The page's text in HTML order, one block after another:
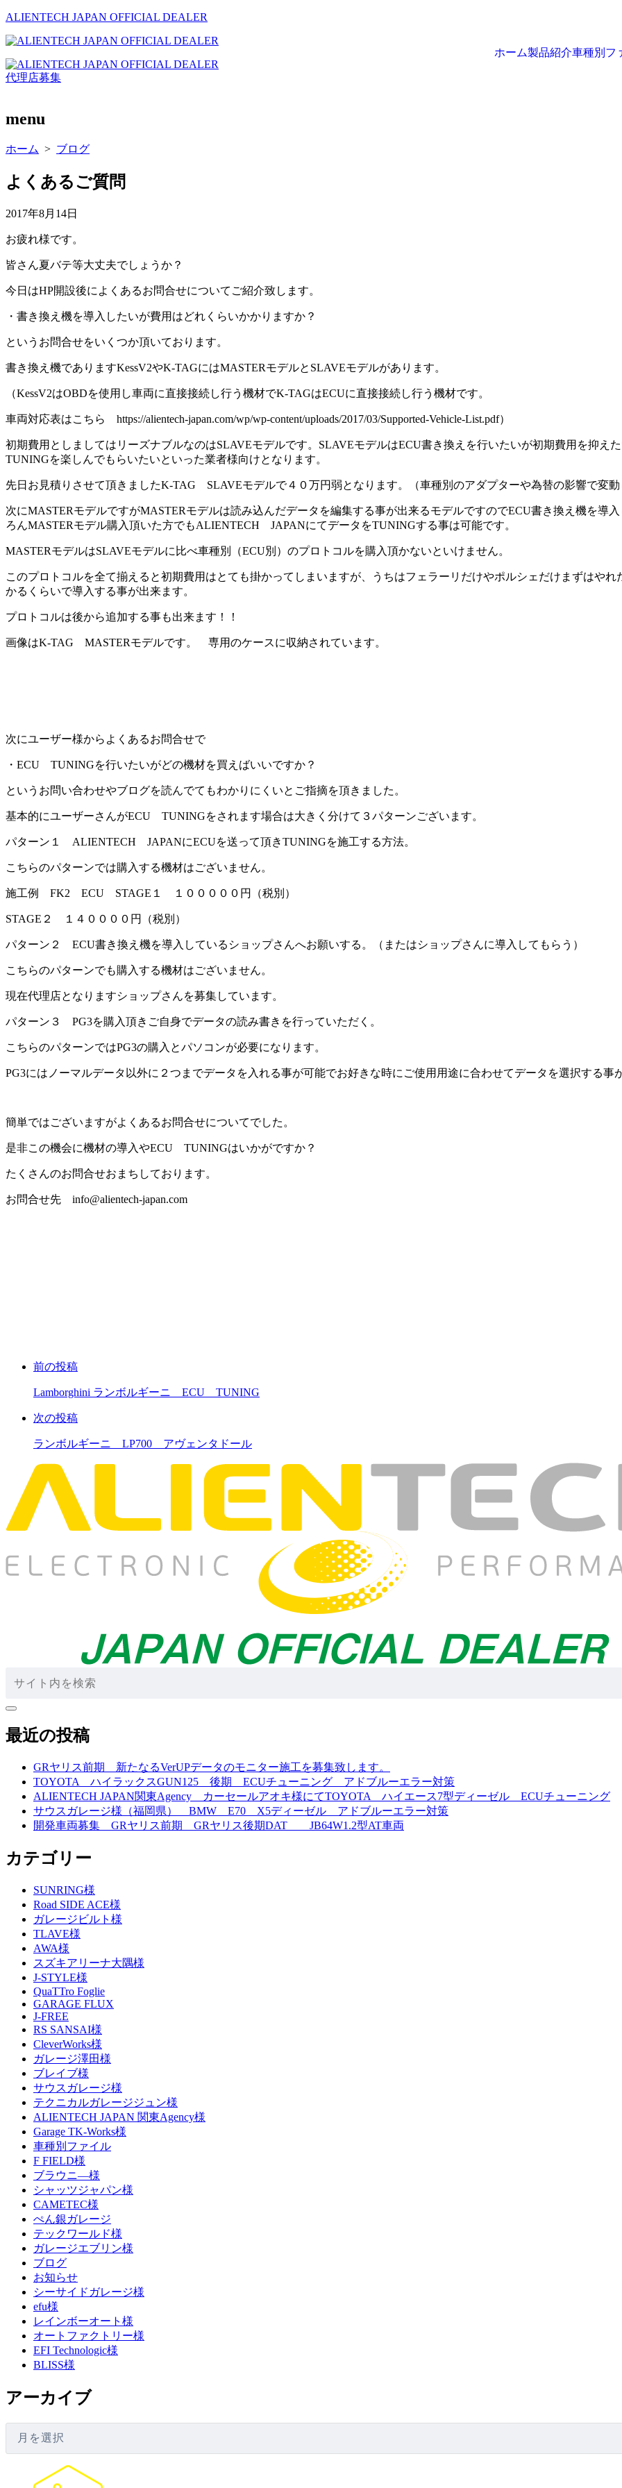
ALIENTECH JAPAN OFFICIAL DEALER
ホーム製品紹介車種別フ
代理店募集
menu
ホーム > ブログ
よくあるご質問
公
日
2017年8月14日
お疲れ様です。
皆さん夏バテ等大丈夫でしょうか？
今日はHP開設後によくあるお問合せについてご紹介致します。
・書き換え機を導入したいが費用はどれくらいかかりますか？
というお問合せをいくつか頂いております。
書き換え機でありますKessV2やK-TAGにはMASTERモデルとSLAVEモデルがあります。
（KessV2はOBDを使用し車両に直接接続し行う機材でK-TAGはECUに直接接続し行う機材です。
車両対応表はこちら https://alientech-japan.com/wp/wp-content/uploads/2017/03/Supported-Vehicle-List.pdf）
初期費用としましてはリーズナブルなのはSLAVEモデルです。SLAVEモデルはECU書き換えを行いたいが初期費用を抑
TUNINGを楽しんでもらいたいといった業者様向けとなります。
先日お見積りさせて頂きましたK-TAG SLAVEモデルで４０万円弱となります。（車種別のアダプターや為替の影響で変動
次にMASTERモデルですがMASTERモデルは読み込んだデータを編集する事が出来るモデルですのでECU書き換え機を導
ろんMASTERモデル購入頂いた方でもALIENTECH JAPANにてデータをTUNINGする事は可能です。
MASTERモデルはSLAVEモデルに比べ車種別（ECU別）のプロトコルを購入頂かないといけません。
このプロトコルを全て揃えると初期費用はとても掛かってしまいますが、うちはフェラーリだけやポルシェだけまずはや
かるくらいで導入する事が出来ます。
プロトコルは後から追加する事も出来ます！！
画像はK-TAG MASTERモデルです。 専用のケースに収納されています。
次にユーザー様からよくあるお問合せで
・ECU TUNINGを行いたいがどの機材を買えばいいですか？
というお問い合わせやブログを読んでてもわかりにくいとご指摘を頂きました。
基本的にユーザーさんがECU TUNINGをされます場合は大きく分けて３パターンございます。
パターン１ ALIENTECH JAPANにECUを送って頂きTUNINGを施工する方法。
こちらのパターンでは購入する機材はございません。
施工例 FK2 ECU STAGE１ １０００００円（税別）
STAGE２ １４００００円（税別）
パターン２ ECU書き換え機を導入しているショップさんへお願いする。（またはショップさんに導入してもらう）
こちらのパターンでも購入する機材はございません。
現在代理店となりますショップさんを募集しています。
パターン３ PG3を購入頂きご自身でデータの読み書きを行っていただく。
こちらのパターンではPG3の購入とパソコンが必要になります。
PG3にはノーマルデータ以外に２つまでデータを入れる事が可能でお好きな時にご使用用途に合わせてデータを選択する事
簡単ではございますがよくあるお問合せについてでした。
是非この機会に機材の導入やECU TUNINGはいかがですか？
たくさんのお問合せおまちしております。
お問合せ先 info@alientech-japan.com
前の投稿
Lamborghini ランボルギーニ ECU TUNING
次の投稿
ランボルギーニ LP700 アヴェンタドール
検
索
最近の投稿
GRヤリス前期 新たなるVerUPデータのモニター施工を募集致します。
TOYOTA ハイラックスGUN125 後期 ECUチューニング アドブルーエラー対策
ALIENTECH JAPAN関東Agency カーセールアオキ様にてTOYOTA ハイエース7型ディーゼル ECUチューニング
サウスガレージ様（福岡県） BMW E70 X5ディーゼル アドブルーエラー対策
開発車両募集 GRヤリス前期 GRヤリス後期DAT JB64W1.2型AT車両
カテゴリー
SUNRING様
Road SIDE ACE様
ガレージビルト様
TLAVE様
AWA様
スズキアリーナ大隅様
J-STYLE様
QuaTTro Foglie
GARAGE FLUX
J-FREE
RS SANSAI様
CleverWorks様
ガレージ澤田様
ブレイブ様
サウスガレージ様
テクニカルガレージジュン様
ALIENTECH JAPAN 関東Agency様
Garage TK-Works様
車種別ファイル
F FIELD様
ブラウニ―様
シャッツジャパン様
CAMETEC様
ぺん銀ガレージ
テックワールド様
ガレージエブリン様
ブログ
お知らせ
シーサイドガレージ様
efu様
レインボーオート様
オートファクトリー様
EFI Technologic様
BLISS様
アーカイブ
カ